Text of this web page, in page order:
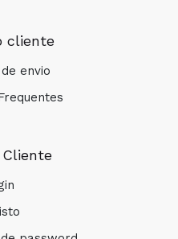
cliente
envio
Cliente